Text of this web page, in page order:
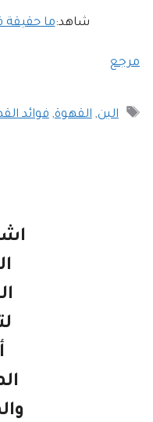
شاهد:ما حقيقة
مرجع
الوسوم
البن,القهوة,فوائد